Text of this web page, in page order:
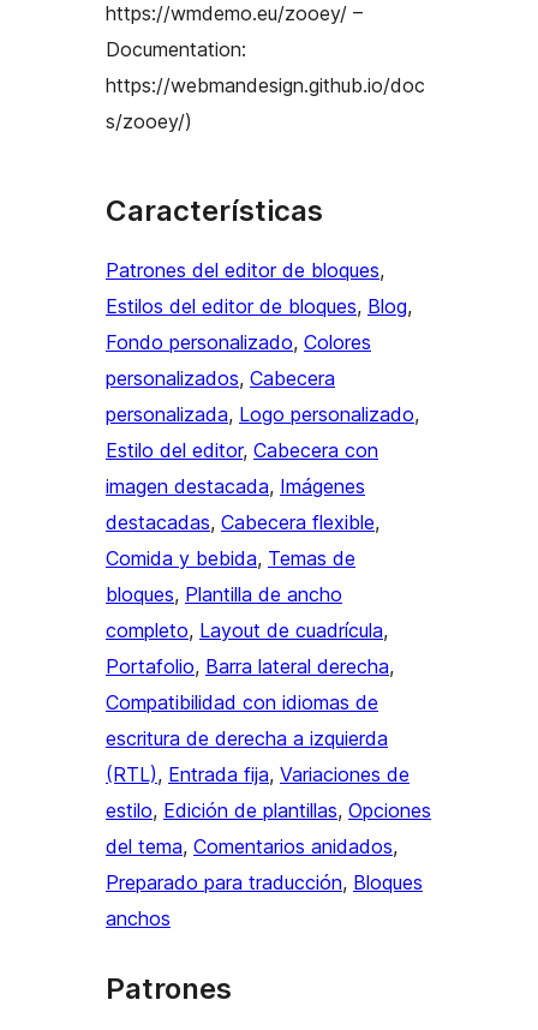
https://wmdemo.eu/zooey/ –
Documentation:
https://webmandesign.github.io/doc
s/zooey/)
Características
Patrones del editor de bloques
Estilos del editor de bloques, Blog
Fondo personalizado, Colores
personalizados, Cabecera
personalizada, Logo personalizado
Estilo del editor, Cabecera con
imagen destacada, Imágenes
destacadas, Cabecera flexible
Comida y bebida, Temas de
bloques, Plantilla de ancho
completo, Layout de cuadrícula
Portafolio, Barra lateral derecha
Compatibilidad con idiomas de
escritura de derecha a izquierda
(RTL), Entrada fija, Variaciones de
estilo, Edición de plantillas, Opciones
del tema, Comentarios anidados
Preparado para traducción, Bloques
anchos
Patrones